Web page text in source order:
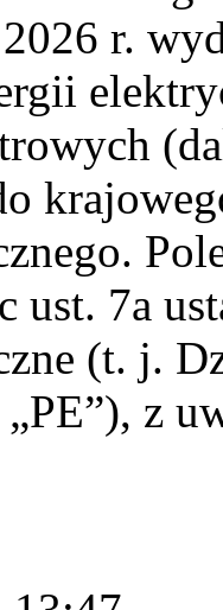
r.
ust. 7a
(t. j.
z